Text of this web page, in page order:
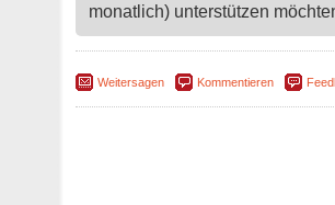
monatlich) unterstützen
Weitersagen Kommentieren